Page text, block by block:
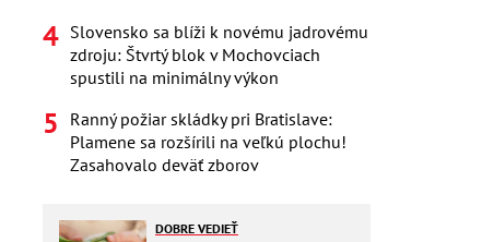
Slovensko sa blíži k novému jadrovému
zdroju: Štvrtý blok v Mochovciach
spustili na minimálny výkon
Ranný požiar skládky pri Bratislave:
Plamene sa rozšírili na veľkú plochu!
Zasahovalo deväť zborov
DOBRE VEDIEŤ